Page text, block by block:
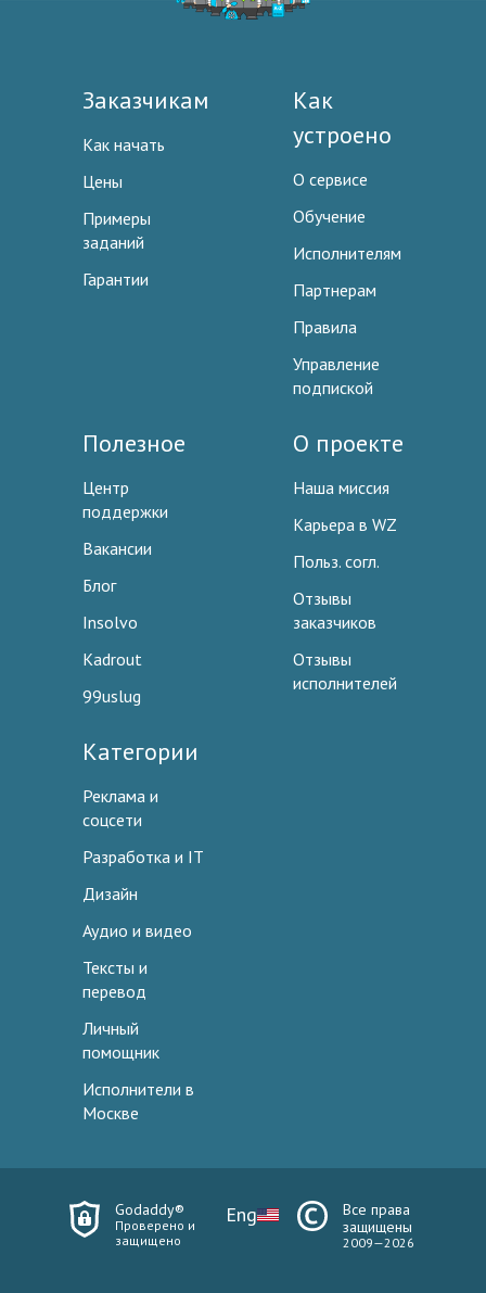
Заказчикам
Как начать
Цены
Примеры
заданий
Гарантии
Как
устроено
О сервисе
Обучение
Исполнителям
Партнерам
Правила
Управление
подпиской
Полезное
Центр
поддержки
Вакансии
Блог
Insolvo
Kadrout
99uslug
О проекте
Наша миссия
Карьера в WZ
Польз. согл.
Отзывы
заказчиков
Отзывы
исполнителей
Категории
Реклама и
соцсети
Разработка и IT
Дизайн
Аудио и видео
Тексты и
перевод
Личный
помощник
Исполнители в
Москве
Godaddy®
Проверено и
защищено
Eng
Все права
защищены
2009—2026